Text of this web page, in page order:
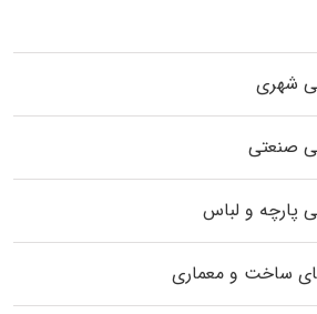
شهری
صنعتی
پارچه و لباس
ساخت و معماری